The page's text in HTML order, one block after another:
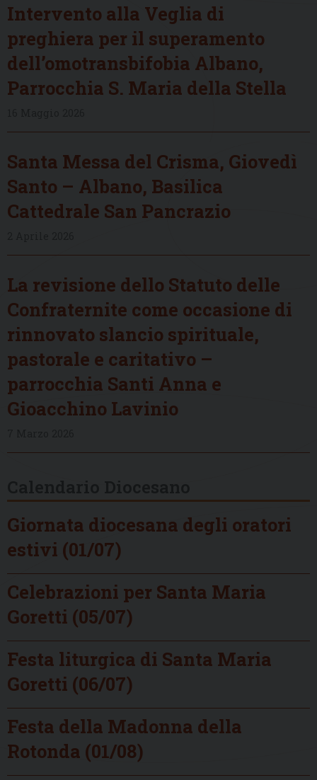
Intervento alla Veglia di
preghiera per il superamento
dell’omotransbifobia Albano,
Parrocchia S. Maria della Stella
Santa Messa del Crisma, Giovedì
Santo – Albano, Basilica
Cattedrale San Pancrazio
La revisione dello Statuto delle
Confraternite come occasione di
rinnovato slancio spirituale,
pastorale e caritativo –
parrocchia Santi Anna e
Gioacchino Lavinio
Giornata diocesana degli oratori
estivi (01/07)
Celebrazioni per Santa Maria
Goretti (05/07)
Festa liturgica di Santa Maria
Goretti (06/07)
Festa della Madonna della
Rotonda (01/08)